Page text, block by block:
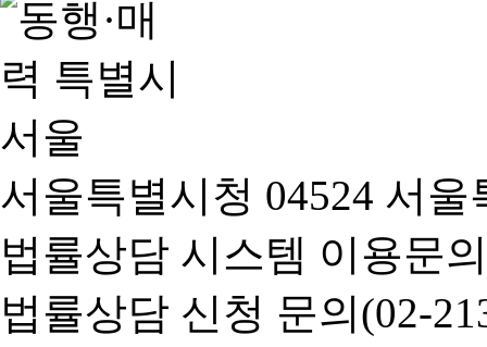
서울특별시청 04524 서
법률상담 시스템 이용문
법률상담 신청 문의(02-